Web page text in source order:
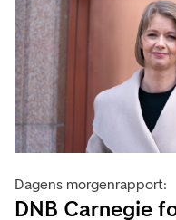
Dagens morgenrapport:
DNB Carnegie